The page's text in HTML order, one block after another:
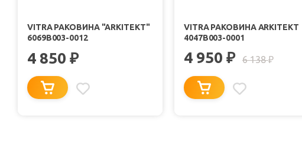
VITRA РАКОВИНА "ARKITEKT"
6069B003-0012
4 850 ₽
VITRA РАКОВИНА ARKITEKT
4047B003-0001
4 950 ₽ 6 138₽